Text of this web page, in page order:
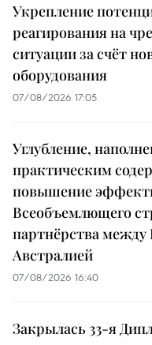
Укрепление
реагирования на
ситуации за счёт
оборудования
07/08/2026 17:05
Углубление,
практическим
повышение
Всеобъемлющего
партнёрства
Австралией
07/08/2026 16:40
Закрылась 33-я